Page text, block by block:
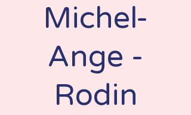
Michel-
Ange -
Rodin